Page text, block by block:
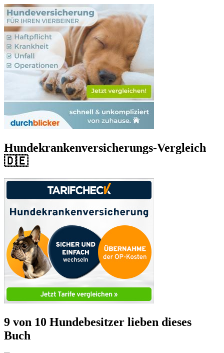
Hundekrankenversicherungs-Vergleich
🇩🇪
9 von 10 Hundebesitzer lieben dieses
Buch